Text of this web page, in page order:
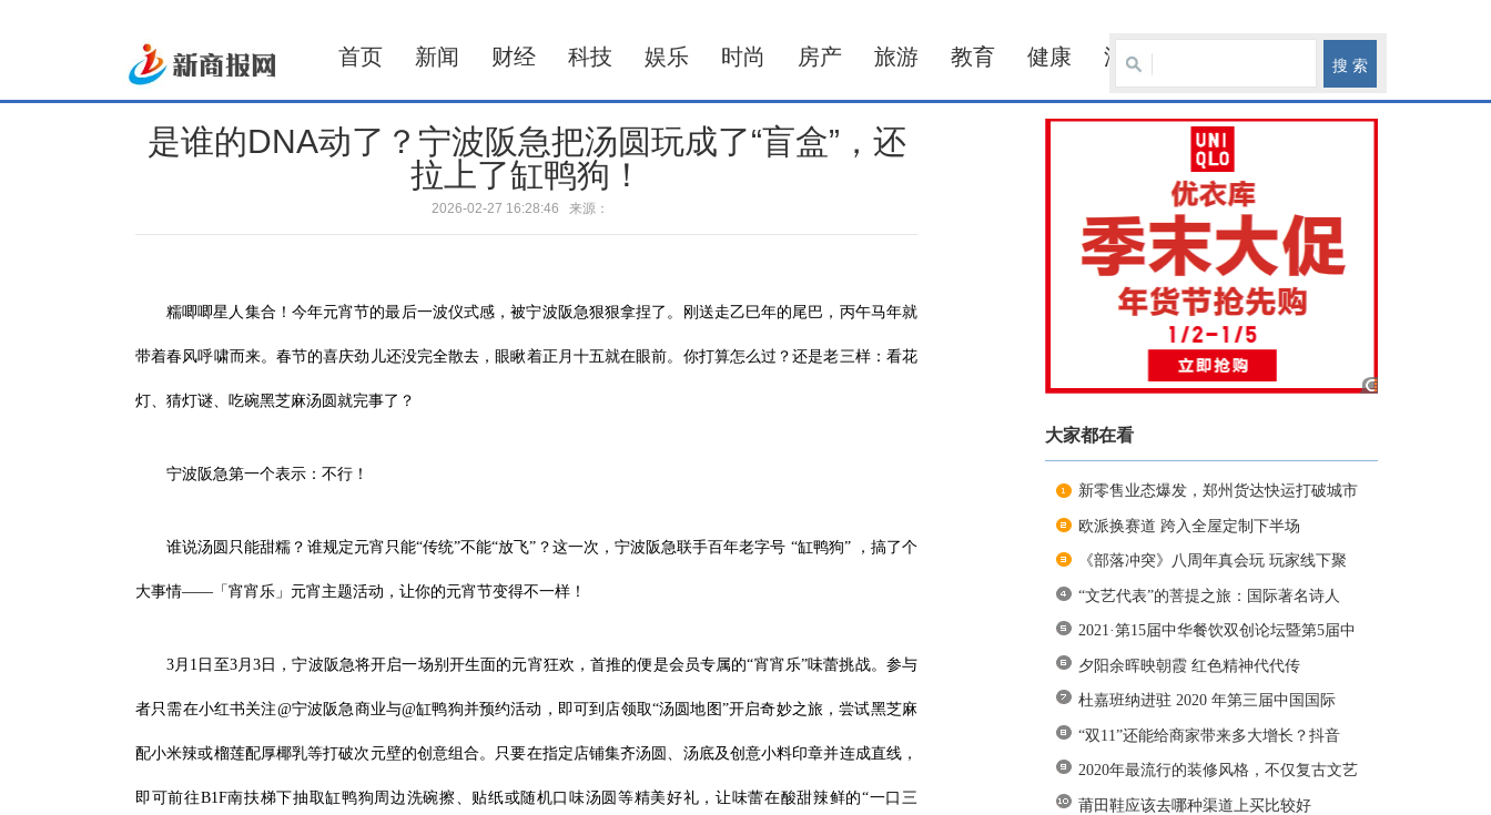
首页 新闻 财经 科技 娱乐 时尚 房产 旅游 教育 健康 汽车
是谁的DNA动了？宁波阪急把汤圆玩成了“盲盒”，还
拉上了缸鸭狗！
2026-02-27 16:28:46 来源：
糯唧唧星人集合！今年元宵节的最后一波仪式感，被宁波阪急狠狠拿捏了。刚送走乙巳年的尾巴，丙午马年就
带着春风呼啸而来。春节的喜庆劲儿还没完全散去，眼瞅着正月十五就在眼前。你打算怎么过？还是老三样：看花
灯、猜灯谜、吃碗黑芝麻汤圆就完事了？
宁波阪急第一个表示：不行！
谁说汤圆只能甜糯？谁规定元宵只能“传统”不能“放飞”？这一次，宁波阪急联手百年老字号 “缸鸭狗” ，搞了个
大事情——「宵宵乐」元宵主题活动，让你的元宵节变得不一样！
3月1日至3月3日，宁波阪急将开启一场别开生面的元宵狂欢，首推的便是会员专属的“宵宵乐”味蕾挑战。参与
者只需在小红书关注@宁波阪急商业与@缸鸭狗并预约活动，即可到店领取“汤圆地图”开启奇妙之旅，尝试黑芝麻
配小米辣或榴莲配厚椰乳等打破次元壁的创意组合。只要在指定店铺集齐汤圆、汤底及创意小料印章并连成直线，
即可前往B1F南扶梯下抽取缸鸭狗周边洗碗擦、贴纸或随机口味汤圆等精美好礼，让味蕾在酸甜辣鲜的“一口三
大家都在看
新零售业态爆发，郑州货达快运打破城市
欧派换赛道 跨入全屋定制下半场
《部落冲突》八周年真会玩 玩家线下聚
“文艺代表”的菩提之旅：国际著名诗人
2021·第15届中华餐饮双创论坛暨第5届中
夕阳余晖映朝霞 红色精神代代传
杜嘉班纳进驻 2020 年第三届中国国际
“双11”还能给商家带来多大增长？抖音
2020年最流行的装修风格，不仅复古文艺
莆田鞋应该去哪种渠道上买比较好